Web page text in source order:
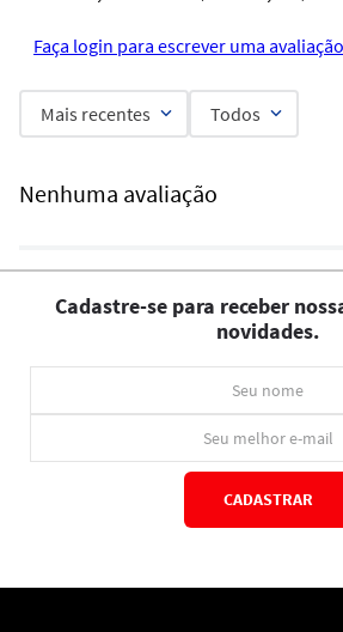
Faça login para escrever uma
Mais recentes Todos
Nenhuma avaliação
Cadastre-se para receber
novidades.
CADASTRAR